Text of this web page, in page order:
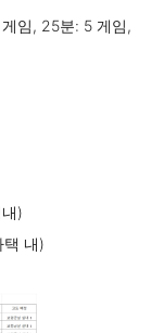
임, 25분: 5 게임,
)
내)